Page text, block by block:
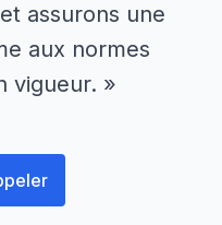
assurons une
aux normes
vigueur. »